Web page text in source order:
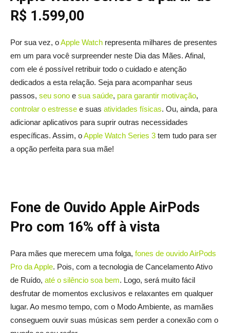
R$ 1.599,00
Por sua vez, oApple Watch representa milhares de presentes
em um para você surpreender neste Dia das Mães. Afinal,
com ele é possível retribuir todo o cuidado e atenção
dedicados a esta relação. Seja para acompanhar seus
passos, seu sono e sua saúde, para garantir motivação,
controlar o estresse e suas atividades físicas. Ou, ainda, para
adicionar aplicativos para suprir outras necessidades
específicas. Assim, oApple Watch Series 3 tem tudo para ser
a opção perfeita para sua mãe!
Fone de Ouvido Apple AirPods
Pro com 16% off à vista
Para mães que merecem uma folga, fones de ouvido AirPods
Pro da Apple. Pois, com a tecnologia de Cancelamento Ativo
de Ruído, até o silêncio soa bem. Logo, será muito fácil
desfrutar de momentos exclusivos e relaxantes em qualquer
lugar. Ao mesmo tempo, com o Modo Ambiente, as mamães
conseguem ouvir suas músicas sem perder a conexão com o